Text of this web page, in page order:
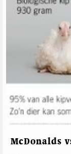
McDonalds